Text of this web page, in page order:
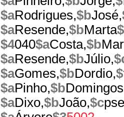
$aRodrigues,$bJosé,
$aResende,$bMarta
$4040$aCosta,$b
$aResende,$bJúlio,
$aGomes,$bDordio,
$aPinho,$b
$aDixo,$bJoão,$c